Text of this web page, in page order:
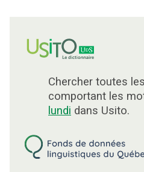
Chercher toutes
comportant les
lundi dans Usito.